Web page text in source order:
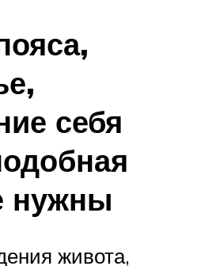
себя
нужны
живота,